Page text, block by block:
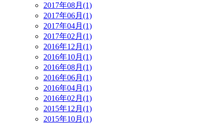
2017年08月(1)
2017年06月(1)
2017年04月(1)
2017年02月(1)
2016年12月(1)
2016年10月(1)
2016年08月(1)
2016年06月(1)
2016年04月(1)
2016年02月(1)
2015年12月(1)
2015年10月(1)